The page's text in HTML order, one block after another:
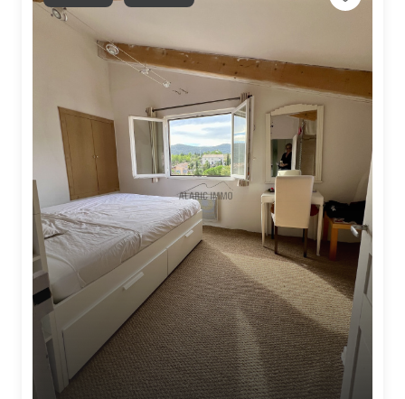
Estimation